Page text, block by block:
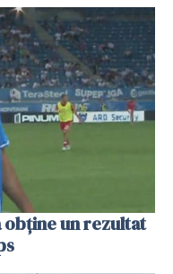
obține un rezultat